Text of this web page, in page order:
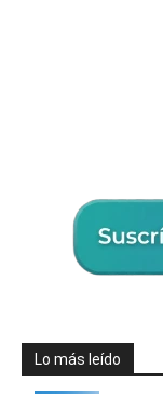
Lo más leído